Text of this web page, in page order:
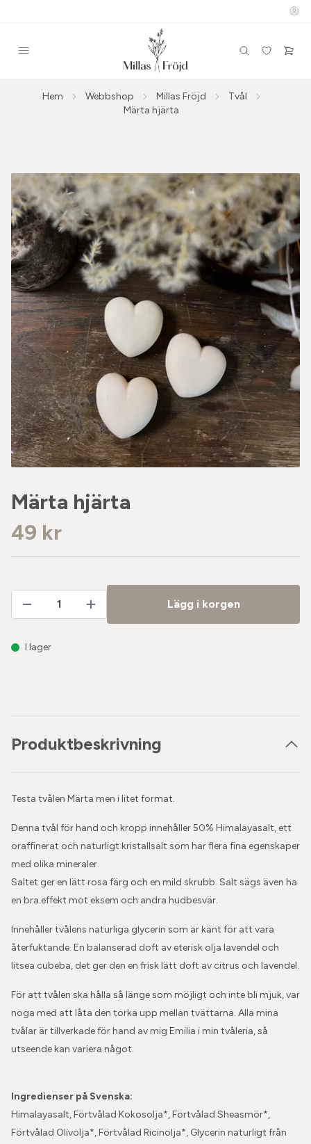
Hem Webbshop Millas Fröjd
Tvål
Märta hjärta
Märta hjärta
49 kr
Lägg i korgen
I lager
Produktbeskrivning
Testa tvålen Märta men i litet format.
Denna tvål för hand och kropp innehåller 50% Himalayasalt, ett
oraffinerat och naturligt kristallsalt som har flera fina egenskaper
med olika mineraler.
Saltet ger en lätt rosa färg och en mild skrubb. Salt sägs även ha
en bra effekt mot eksem och andra hudbesvär.
Innehåller tvålens naturliga glycerin som är känt för att vara
återfuktande. En balanserad doft av eterisk olja lavendel och
litsea cubeba, det ger den en frisk lätt doft av citrus och lavendel.
För att tvålen ska hålla så länge som möjligt och inte bli mjuk, var
noga med att låta den torka upp mellan tvättarna. Alla mina
tvålar är tillverkade för hand av mig Emilia i min tvåleria, så
utseende kan variera något.
Ingredienser på Svenska:
Himalayasalt, Förtvålad Kokosolja*, Förtvålad Sheasmör*,
Förtvålad Olivolja*, Förtvålad Ricinolja*, Glycerin naturligt från